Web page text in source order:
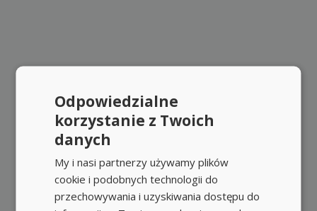
Odpowiedzialne
korzystanie z Twoich
danych
My i nasi partnerzy używamy plików
cookie i podobnych technologii do
przechowywania i uzyskiwania dostępu do